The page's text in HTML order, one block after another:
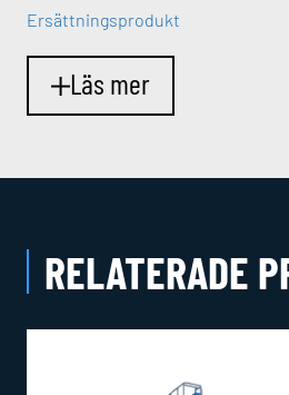
Ersättningsprodukt
Läs mer
RELATERADE